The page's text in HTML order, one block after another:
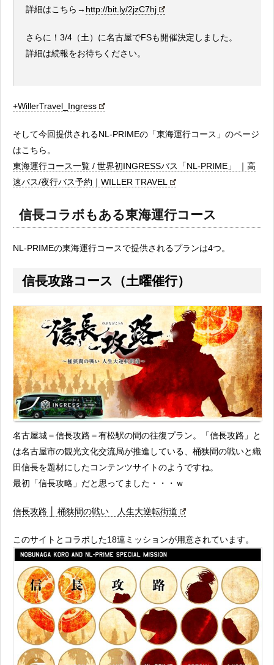
詳細はこちら→ http://bit.ly/2jzC7hj
さらに！3/4（土）に名古屋でFSも開催決定しました。
詳細は続報をお待ちください。
+WillerTravel_Ingress
そして今回提供されるNL-PRIMEの「東海運行コース」のページ
はこちら。
東海運行コース一覧 / 世界初INGRESSバス「NL-PRIME」 ｜高
速バス/夜行バス予約｜WILLER TRAVEL
信長コラボもある東海運行コース
NL-PRIMEの東海運行コースで提供されるプランは4つ。
信長攻路コース（土曜催行）
名古屋城＝信長攻路＝有松駅の間の往復プラン。「信長攻路」と
は名古屋市の観光文化交流局が推進している、桶狭間の戦いと織
田信長を題材にしたコンテンツサイトのようですね。
最初「信長攻略」だと思ってました・・・ｗ
信長攻路 │ 桶狭間の戦い 人生大逆転街道
このサイトとコラボした18連ミッションが用意されています。